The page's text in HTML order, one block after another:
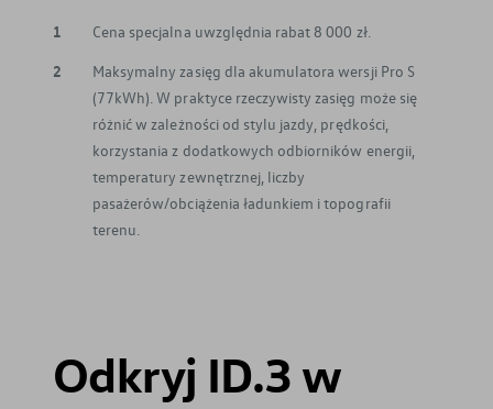
1 Cena specjalna uwzględnia rabat 8 000 zł.
2
Maksymalny zasięg dla akumulatora wersji Pro S
(77kWh). W praktyce rzeczywisty zasięg może się
różnić w zależności od stylu jazdy, prędkości,
korzystania z dodatkowych odbiorników energii,
temperatury zewnętrznej, liczby
pasażerów/obciążenia ładunkiem i topografii
terenu.
Odkryj ID.3 w